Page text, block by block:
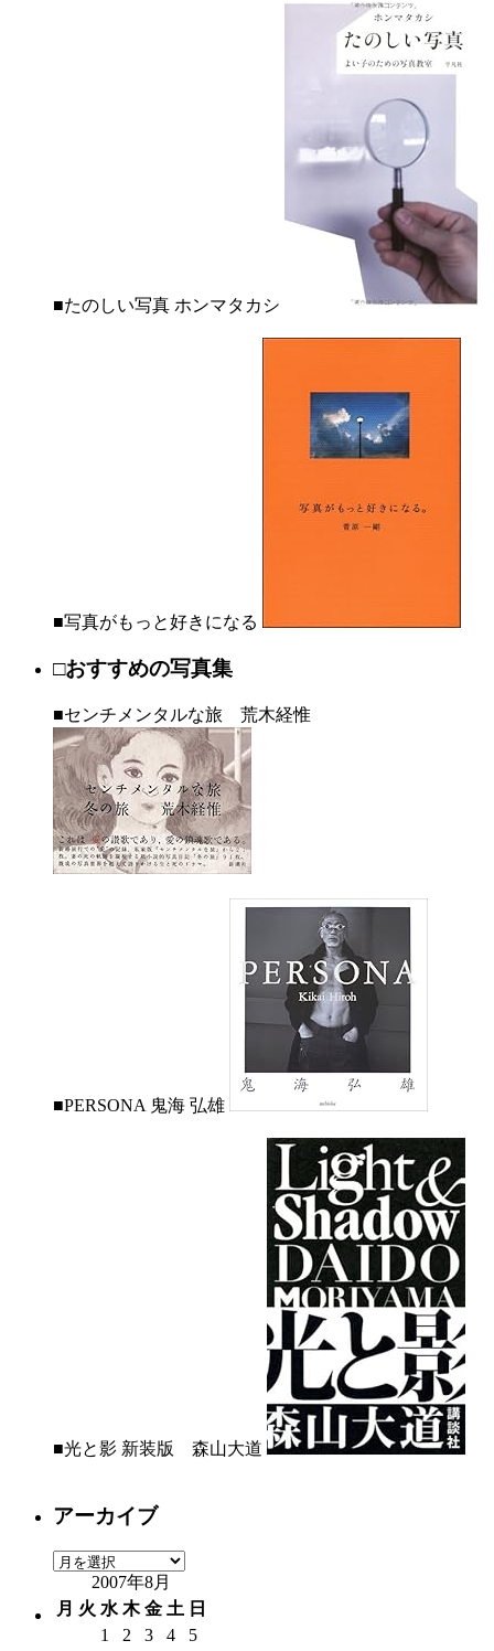
■たのしい写真 ホンマタカシ
■写真がもっと好きになる
□おすすめの写真集
■センチメンタルな旅 荒木経惟
■PERSONA 鬼海 弘雄
■光と影 新装版 森山大道
アーカイブ
ア
カ
2007年8月
月 火 水 木 金 土 日
1
2 3 4
5